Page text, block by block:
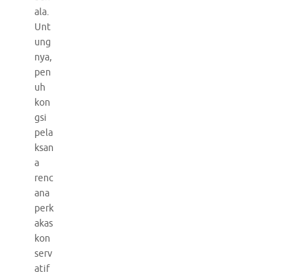
ala.
Unt
ung
nya,
pen
uh
kon
gsi
pela
ksan
a
renc
ana
perk
akas
kon
serv
atif